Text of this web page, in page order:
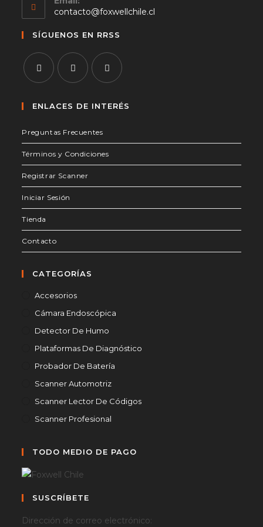
contacto@foxwellchile.cl
SÍGUENOS EN RRSS
abre
una
pestaña
abre
una
pestaña
abre
una
pestaña
ENLACES DE INTERÉS
Preguntas Frecuentes
Términos y Condiciones
Registrar Scanner
Iniciar Sesión
Tienda
Contacto
CATEGORÍAS
Accesorios
Cámara Endoscópica
Detector De Humo
Plataformas De Diagnóstico
Probador De Batería
Scanner Automotriz
Scanner Lector De Códigos
Scanner Profesional
TODO MEDIO DE PAGO
SUSCRÍBETE
Dirección de correo electrónico: